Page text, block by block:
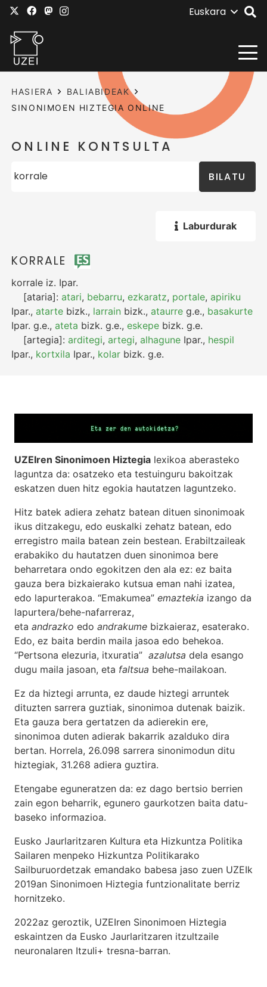
Euskara
HASIERA
BALIABIDEAK
SINONIMOEN HIZTEGIA ONLINE
ONLINE KONTSULTA
BILATU
Laburdurak
KORRALE
korrale iz. Ipar.
[ataria]:atari, bebarru,ezkaratz, portale,apiriku
Ipar.,atarte bizk., larrain bizk.,ataurre g.e., basakurte
Ipar. g.e.,ateta bizk. g.e.,eskepe bizk. g.e.
[artegia]:arditegi,artegi,alhagune Ipar., hespil
Ipar., kortxila Ipar., kolar bizk. g.e.
UZEIren Sinonimoen Hiztegia lexikoa aberasteko
laguntza da: osatzeko eta testuinguru bakoitzak
eskatzen duen hitz egokia hautatzen laguntzeko.
Hitz batek adiera zehatz batean dituen sinonimoak
ikus ditzakegu, edo euskalki zehatz batean, edo
erregistro maila batean zein bestean. Erabiltzaileak
erabakiko du hautatzen duen sinonimoa bere
beharretara ondo egokitzen den ala ez: ez baita
gauza bera bizkaierako kutsua eman nahi izatea,
edo lapurterakoa. “Emakumea” emaztekia izango da
lapurtera/behe-nafarreraz,
eta andrazko edo andrakume bizkaieraz, esaterako.
Edo, ez baita berdin maila jasoa edo behekoa.
“Pertsona elezuria, itxuratia” azalutsa dela esango
dugu maila jasoan, eta faltsua behe-mailakoan.
Ez da hiztegi arrunta, ez daude hiztegi arruntek
dituzten sarrera guztiak, sinonimoa dutenak baizik.
Eta gauza bera gertatzen da adierekin ere,
sinonimoa duten adierak bakarrik azalduko dira
bertan. Horrela, 26.098 sarrera sinonimodun ditu
hiztegiak, 31.268 adiera guztira.
Etengabe eguneratzen da: ez dago bertsio berrien
zain egon beharrik, egunero gaurkotzen baita datu-
baseko informazioa.
Eusko Jaurlaritzaren Kultura eta Hizkuntza Politika
Sailaren menpeko Hizkuntza Politikarako
Sailburuordetzak emandako babesa jaso zuen UZEIk
2019an Sinonimoen Hiztegia funtzionalitate berriz
hornitzeko.
2022az geroztik, UZEIren Sinonimoen Hiztegia
eskaintzen da Eusko Jaurlaritzaren itzultzaile
neuronalaren Itzuli+ tresna-barran.